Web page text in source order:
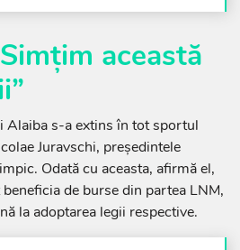
această
Alaiba s-a extins în tot sportul
Juravschi, președintele
Odată cu aceasta, afirmă el,
de burse din partea LNM,
la adoptarea legii respective.